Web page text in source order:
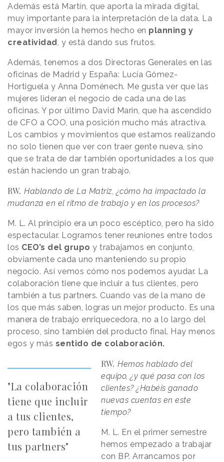
Además está Martín, que aporta la mirada digital,
muy importante para la interpretación de la data. La
mayor inversión la hemos hecho en planning y
creatividad , y está dando sus frutos.
Además, tenemos a dos Directoras Generales en las
oficinas de Madrid y España: Lucía Gómez-
Hortiguela y Anna Doménech. Me gusta ver que las
mujeres lideran el negocio de cada una de las
oficinas. Y por último David Marin, que ha ascendido
de CFO a COO, una posición mucho más atractiva.
Los cambios y movimientos que estamos realizando
no solo tienen que ver con traer gente nueva, sino
que se trata de dar también oportunidades a los que
están haciendo un gran trabajo.
RW. Hablando de La Matriz, ¿cómo ha impactado la
mudanza en el ritmo de trabajo y en los procesos?
M. L. Al principio era un poco escéptico, pero ha sido
espectacular. Logramos tener reuniones entre todos
los CEO’s del grupo y trabajamos en conjunto,
obviamente cada uno manteniendo su propio
negocio. Así vemos cómo nos podemos ayudar. La
colaboración tiene que incluir a tus clientes, pero
también a tus partners. Cuando vas de la mano de
los que más saben, logras un mejor producto. Es una
manera de trabajo enriquecedora, no a lo largo del
proceso, sino también del producto final. Hay menos
egos y más sentido de colaboración.
"La colaboración
tiene que incluir
a tus clientes,
pero también a
tus partners"
RW.Hemos hablado del
equipo, ¿y qué pasa con los
clientes? ¿Habéis ganado
nuevas cuentas en este
tiempo?
M. L. En el primer semestre
hemos empezado a trabajar
con BP. Arrancamos por